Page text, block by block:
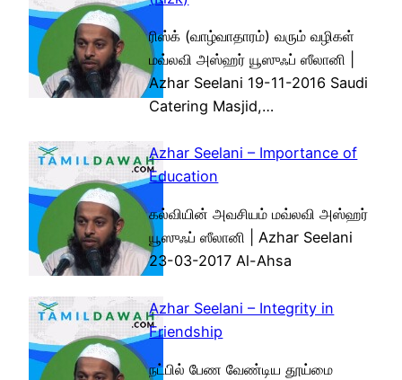
ரிஸ்க் (வாழ்வாதாரம்) வரும் வழிகள்
மவ்லவி அஸ்ஹர் யூஸுஃப் ஸீலானி |
Azhar Seelani 19-11-2016 Saudi
Catering Masjid,…
Azhar Seelani – Importance of
Education
கல்வியின் அவசியம் மவ்லவி அஸ்ஹர்
யூஸுஃப் ஸீலானி | Azhar Seelani
23-03-2017 Al-Ahsa
Azhar Seelani – Integrity in
Friendship
நட்பில் பேண வேண்டிய தூய்மை